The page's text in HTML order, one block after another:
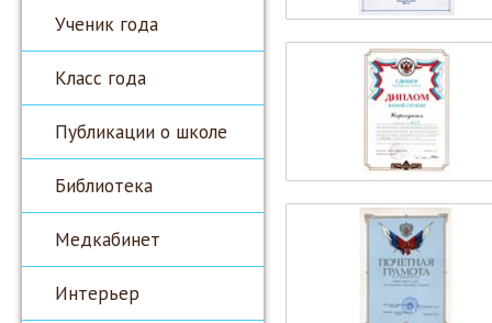
Ученик года
Класс года
Публикации о школе
Библиотека
Медкабинет
Интерьер